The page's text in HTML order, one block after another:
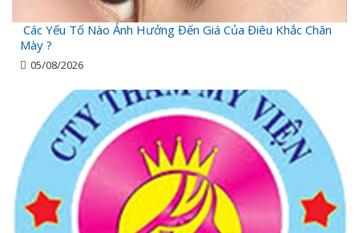
Các Yếu Tố Nào Ảnh Hưởng Đến Giá Của Điêu Khắc Chân
Mày ?
05/08/2026